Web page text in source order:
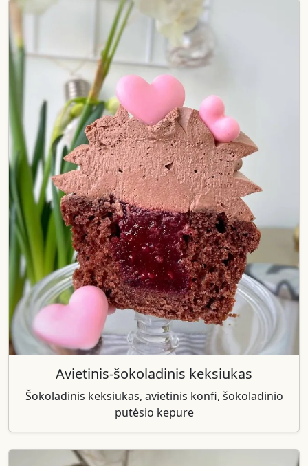
Avietinis-šokoladinis keksiukas
Šokoladinis keksiukas, avietinis konfi, šokoladinio
putėsio kepure